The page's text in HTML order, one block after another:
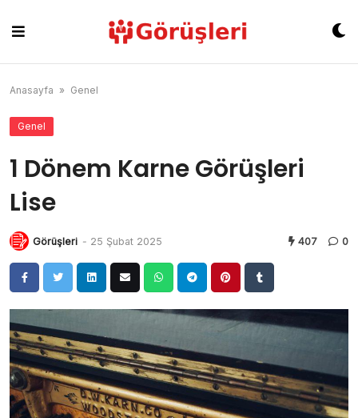
content
Anasayfa » Genel
Genel
1 Dönem Karne Görüşleri
Lise
Görüşleri - 25 Şubat 2025 407 0